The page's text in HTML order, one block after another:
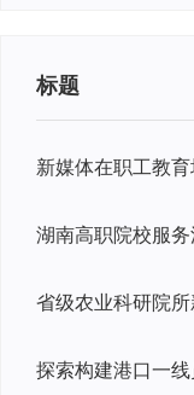
标题
新媒体在职工教
湖南高职院校服
省级农业科研院
探索构建港口一